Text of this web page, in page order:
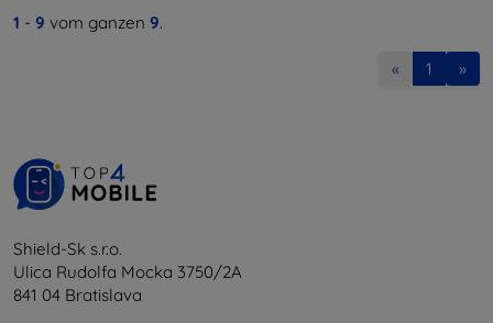
1 - 9 vom ganzen 9.
« 1 »
Shield-Sk s.r.o.
Ulica Rudolfa Mocka 3750/2A
841 04 Bratislava